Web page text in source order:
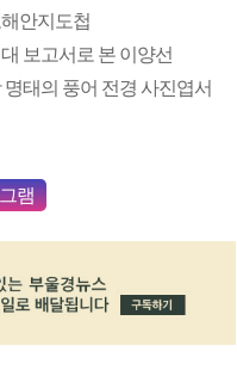
안지도첩
보고서로 본 이양선
태의 풍어 전경 사진엽서
램